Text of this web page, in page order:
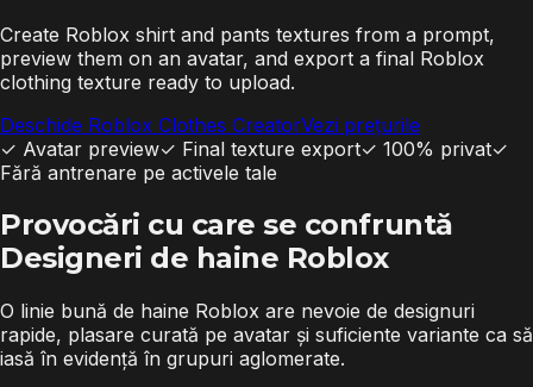
Create Roblox shirt and pants textures from a prompt,
preview them on an avatar, and export a final Roblox
clothing texture ready to upload.
Deschide Roblox Clothes CreatorVezi prețurile
✓ Avatar preview✓ Final texture export✓ 100% privat✓
Fără antrenare pe activele tale
Provocări cu care se confruntă
Designeri de haine Roblox
O linie bună de haine Roblox are nevoie de designuri
rapide, plasare curată pe avatar și suficiente variante ca să
iasă în evidență în grupuri aglomerate.